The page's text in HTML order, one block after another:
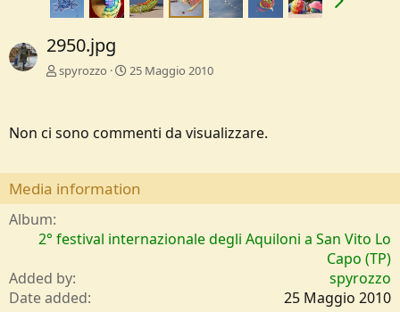
2950.jpg
spyrozzo 25 Maggio 2010
Non ci sono commenti da visualizzare.
Media information
Album
2° festival internazionale degli Aquiloni a San Vito Lo
Capo (TP)
Added by
spyrozzo
Date added
25 Maggio 2010